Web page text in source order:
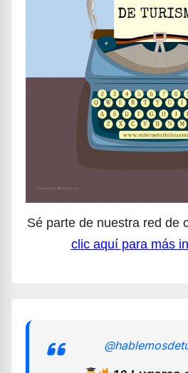
Sé parte de nuestra red de
clic aquí para más